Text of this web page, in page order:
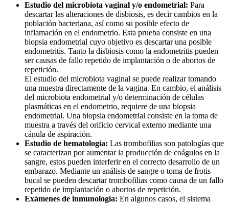
Estudio del microbiota vaginal y/o endometrial: Para
descartar las alteraciones de disbiosis, es decir cambios en la
población bacteriana, así como su posible efecto de
inflamación en el endometrio. Esta prueba consiste en una
biopsia endometrial cuyo objetivo es descartar una posible
endometritis. Tanto la disbiosis como la endometritis pueden
ser causas de fallo repetido de implantación o de abortos de
repetición.
El estudio del microbiota vaginal se puede realizar tomando
una muestra directamente de la vagina. En cambio, el análisis
del microbiota endometrial y/o determinación de células
plasmáticas en el endometrio, requiere de una biopsia
endometrial. Una biopsia endometrial consiste en la toma de
muestra a través del orificio cervical externo mediante una
cánula de aspiración.
Estudio de hematología: Las trombofilias son patologías que
se caracterizan por aumentar la producción de coágulos en la
sangre, estos pueden interferir en el correcto desarrollo de un
embarazo. Mediante un análisis de sangre o toma de frotis
bucal se pueden descartar trombofilias como causa de un fallo
repetido de implantación o abortos de repetición.
Exámenes de inmunología: En algunos casos, el sistema